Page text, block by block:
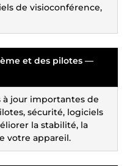
de visioconférence,
et des pilotes —
à jour importantes de
sécurité, logiciels
la stabilité, la
votre appareil.